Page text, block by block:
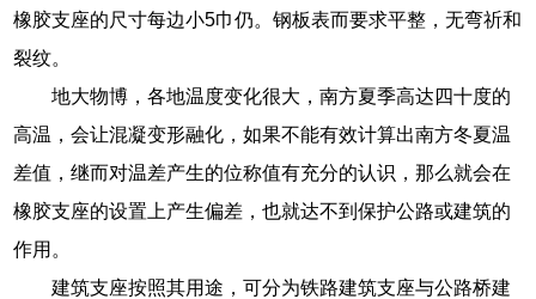
橡胶支座的尺寸每边小5巾仍。钢板表而要求平整，无弯祈和
裂纹。
地大物博，各地温度变化很大，南方夏季高达四十度的
高温，会让混凝变形融化，如果不能有效计算出南方冬夏温
差值，继而对温差产生的位称值有充分的认识，那么就会在
橡胶支座的设置上产生偏差，也就达不到保护公路或建筑的
作用。
建筑支座按照其用途，可分为铁路建筑支座与公路桥建